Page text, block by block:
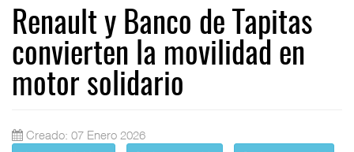
Renault y Banco de Tapitas
convierten la movilidad en
motor solidario
Creado: 07 Enero 2026